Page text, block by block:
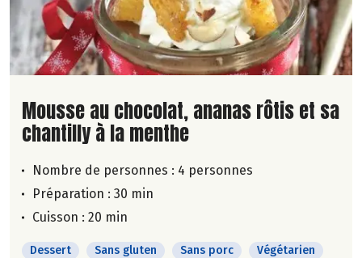
Lire la suite de la recette
Mousse au chocolat, ananas rôtis et sa
chantilly à la menthe
Nombre de personnes : 4 personnes
Préparation : 30 min
Cuisson : 20 min
Dessert Sans gluten Sans porc
Végétarien